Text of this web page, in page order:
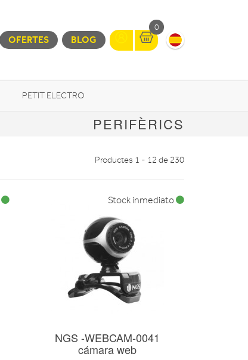
OFERTES BLOG
0
PETIT ELECTRO
PERIFÈRICS
Productes 1 - 12 de 230
NGS -WEBCAM-0041
cámara web
Stock inmediato